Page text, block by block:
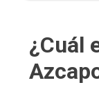
¿Cuál